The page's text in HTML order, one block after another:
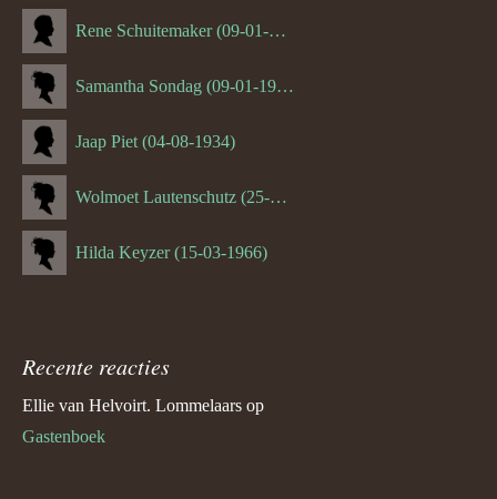
Rene Schuitemaker (09-01-1970)
Samantha Sondag (09-01-1993)
Jaap Piet (04-08-1934)
Wolmoet Lautenschutz (25-07-1933)
Hilda Keyzer (15-03-1966)
Recente reacties
Ellie van Helvoirt. Lommelaars op
Gastenboek